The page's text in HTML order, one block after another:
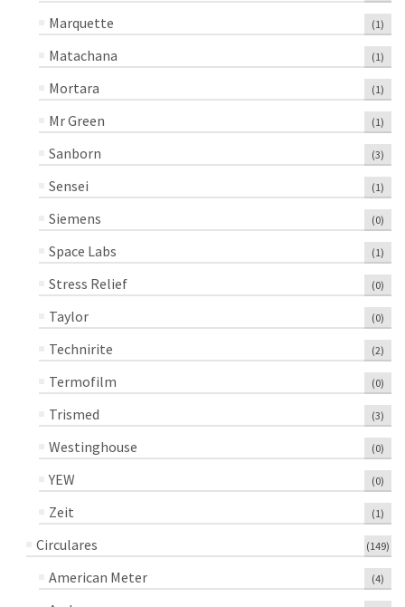
Marquette (1)
Matachana (1)
Mortara (1)
Mr Green (1)
Sanborn (3)
Sensei (1)
Siemens (0)
Space Labs (1)
Stress Relief (0)
Taylor (0)
Technirite (2)
Termofilm (0)
Trismed (3)
Westinghouse (0)
YEW (0)
Zeit (1)
Circulares (149)
American Meter (4)